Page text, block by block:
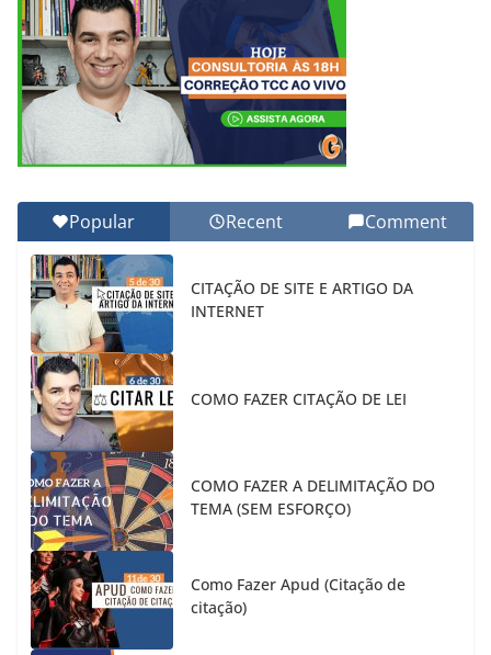
Popular Recent Comment
CITAÇÃO DE SITE E ARTIGO DA
INTERNET
COMO FAZER CITAÇÃO DE LEI
COMO FAZER A DELIMITAÇÃO DO
TEMA (SEM ESFORÇO)
Como Fazer Apud (Citação de
citação)